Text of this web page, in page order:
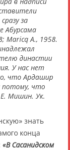
за
Абурсама
Maricq A., 1958.
династии
У нас нет
что Ардашир
потому, что
Мишин. Ук.
знать
конца
«В Сасанидском